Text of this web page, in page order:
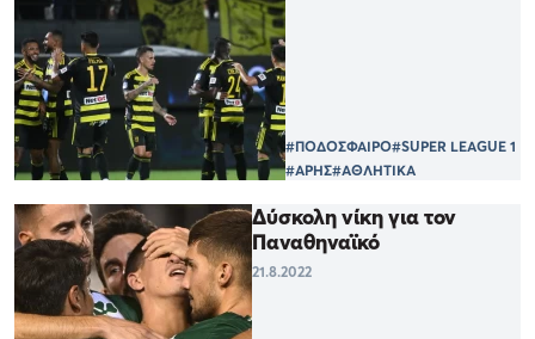
#ΠΟΔΟΣΦΑΙΡΟ#SUPER LEAGUE 1
#ΑΡΗΣ#ΑΘΛΗΤΙΚΑ
Δύσκολη νίκη για τον
Παναθηναϊκό
21.8.2022